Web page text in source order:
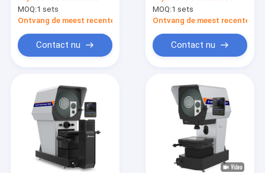
Optisch Systeem
PH350-2010
MOQ:1 sets
Ontvang de meest recente Prijs
Contact nu
PH400-3015
MOQ:1 sets
Ontvang de meest recente
Contact nu